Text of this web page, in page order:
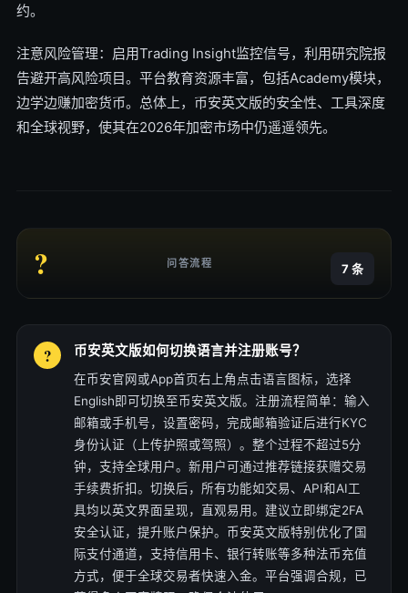
约。
注意风险管理：启用Trading Insight监控信号，利用研究院报
告避开高风险项目。平台教育资源丰富，包括Academy模块，
边学边赚加密货币。总体上，币安英文版的安全性、工具深度
和全球视野，使其在2026年加密市场中仍遥遥领先。
? 问答流程 7 条
币安英文版如何切换语言并注册账号？
在币安官网或App首页右上角点击语言图标，选择
English即可切换至币安英文版。注册流程简单：输入
邮箱或手机号，设置密码，完成邮箱验证后进行KYC
身份认证（上传护照或驾照）。整个过程不超过5分
钟，支持全球用户。新用户可通过推荐链接获赠交易
手续费折扣。切换后，所有功能如交易、API和AI工
具均以英文界面呈现，直观易用。建议立即绑定2FA
安全认证，提升账户保护。币安英文版特别优化了国
际支付通道，支持信用卡、银行转账等多种法币充值
方式，便于全球交易者快速入金。平台强调合规，已